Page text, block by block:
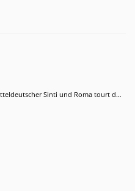
Ausstellung zur Verfolgung mitteldeutscher Sinti und Roma tourt durch Deutschland und Irland